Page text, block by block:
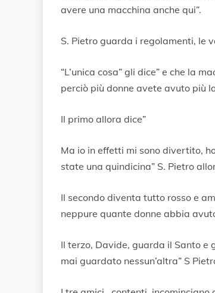
avere una macchina anche qui”.
S. Pietro guarda i regolamenti, le
“L’unica cosa” gli dice” e che la
perciò più donne avete avuto più
Il primo allora dice”
Ma io in effetti mi sono divertito,
state una quindicina” S. Pietro
Il secondo diventa tutto rosso e
neppure quante donne abbia
Il terzo, Davide, guarda il Santo e
mai guardato nessun’altra” S